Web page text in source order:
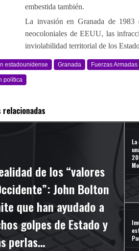
embestida también.
La invasión en Granada de 1983
neocoloniales de EEUU, las
inviolabilidad territorial de los
estadounidense Granada Fuerzas
política
relacionadas
de los “valores
John Bolton
que han ayudado a
golpes de Estado y
perlas…